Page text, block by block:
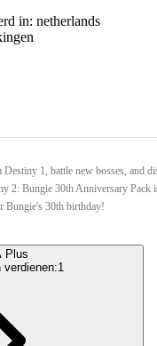
in: netherlands
1, battle new bosses, and
2: Bungie 30th Anniversary Pack
30th birthday!
Plus
verdienen:1